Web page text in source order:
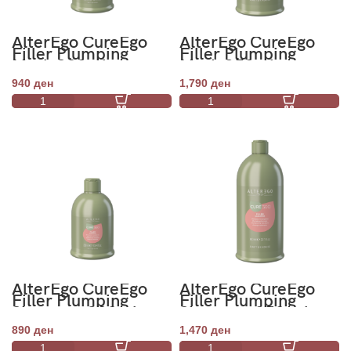
AlterEgo CureEgo
Filler Plumping
Mask 300ml
940 ден
AlterEgo CureEgo
Filler Plumping
Mask 950ml
1,790 ден
AlterEgo CureEgo
Filler Plumping
Shampoo 300ml
890 ден
AlterEgo CureEgo
Filler Plumping
Shampoo 950 ml
1,470 ден